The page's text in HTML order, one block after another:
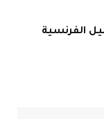
الفرنسية